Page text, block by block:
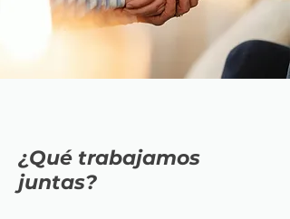
¿Qué trabajamos
juntas?